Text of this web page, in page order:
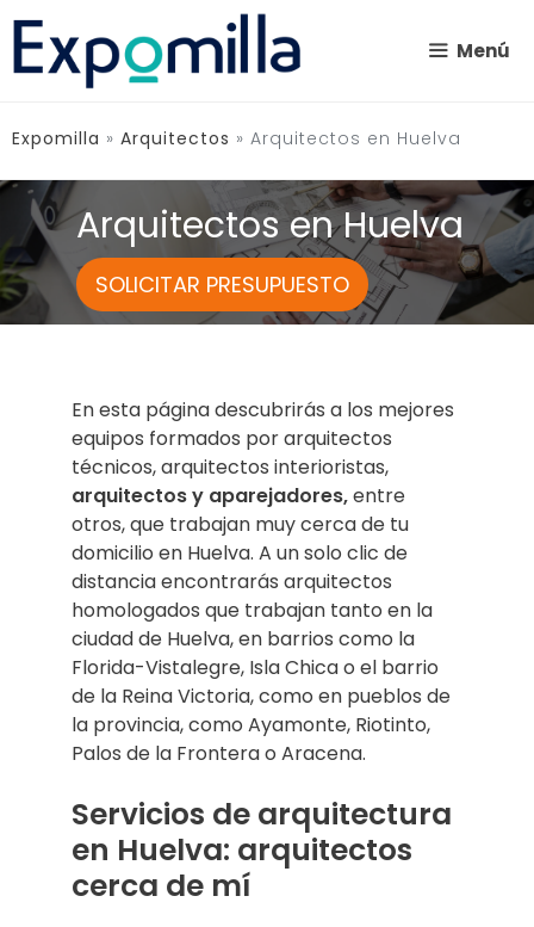
Saltar
contenido
Menú
Expomilla » Arquitectos » Arquitectos en Huelva
Arquitectos en Huelva
SOLICITAR PRESUPUESTO
En esta página descubrirás a los mejores
equipos formados por arquitectos
técnicos, arquitectos interioristas,
arquitectos y aparejadores,entre
otros,que trabajan muy cerca de tu
domicilio en Huelva. A un solo clic de
distancia encontrarás arquitectos
homologados que trabajan tanto en la
ciudad de Huelva, en barrios como la
Florida-Vistalegre, Isla Chica o el barrio
de la Reina Victoria, como en pueblos de
la provincia, como Ayamonte, Riotinto,
Palos de la Frontera o Aracena.
Servicios de arquitectura
en Huelva: arquitectos
cerca de mí